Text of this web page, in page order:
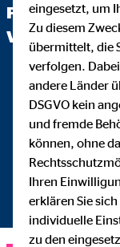
Finanzberater
eingesetzt, um
Zu diesem
übermittelt, die
verfolgen.
andere Länder
DSGVO kein
und fremde
können, ohne
Ihren
erklären Sie
individuelle
zu den